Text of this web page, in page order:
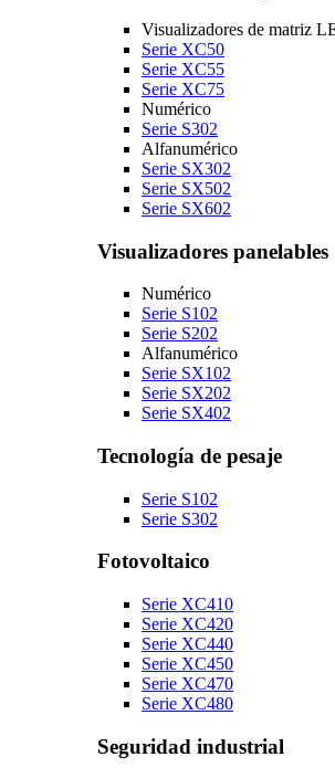
Visualizadores de matriz
Serie XC50
Serie XC55
Serie XC75
Numérico
Serie S302
Alfanumérico
Serie SX302
Serie SX502
Serie SX602
Visualizadores panelables
Numérico
Serie S102
Serie S202
Alfanumérico
Serie SX102
Serie SX202
Serie SX402
Tecnología de pesaje
Serie S102
Serie S302
Fotovoltaico
Serie XC410
Serie XC420
Serie XC440
Serie XC450
Serie XC470
Serie XC480
Seguridad industrial